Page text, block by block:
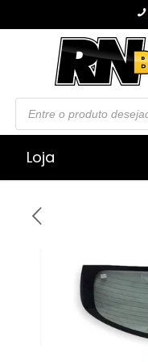
Pesquisar
produtos
Loja